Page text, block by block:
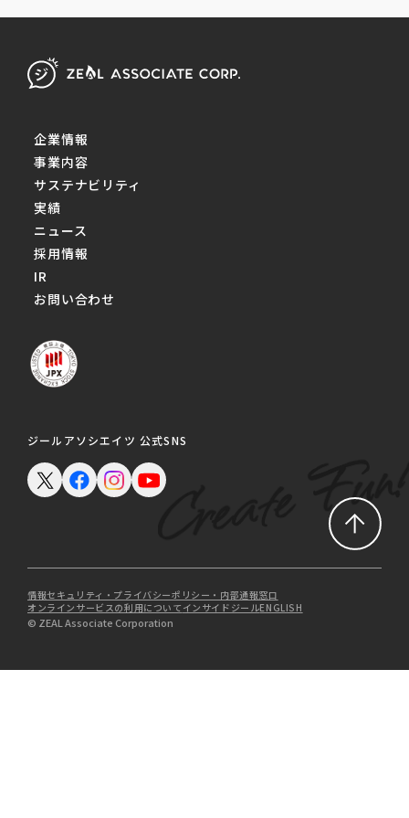
企業情報
事業内容
サステナビリティ
実績
ニュース
採用情報
IR
お問い合わせ
ジールアソシエイツ 公式SNS
情報セキュリティ・プライバシーポリシー・内部通報窓口
オンラインサービスの利用について インサイドジールENGLISH
© ZEAL Associate Corporation